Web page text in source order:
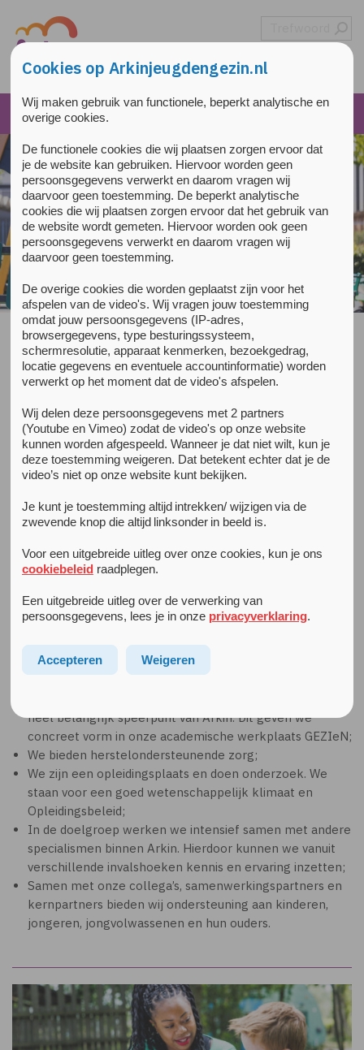
Welkom bij Arkin Jeugd & Gezin
Arkin Jeugd & Gezin is onderdeel van Arkin, dé expert op
aandoeningen. Hierdoor kunnen we vanuit verschillende
invalshoeken kennis en ervaring inzetten om jeugdigen,
jongvolwassenen en hun opvoeders te ondersteunen bij
multipele psychi(atri)sche problemen, met name in de
zorg in Amsterdam-Amstelland! Arkin Jeugd & Gezin is
betrokken bij Gebiedsgericht Samenwerken,
gecontracteerd als hoog specialistische zorgaanbieder
(kernpartner) op -18 jeugdhulp in Amsterdam-DUO. Arkin
jeugdwet in Amsterdam-Amstelland en middels
zorgverzekeraar voor 18+.
Arkin Jeugd & Gezin is:
heel belangrijk speerpunt van Arkin. Dit geven we
concreet vorm in onze academische werkplaats GEZIeN;
We bieden herstelondersteunende zorg;
We zijn een opleidingsplaats en doen onderzoek. We
staan voor een goed wetenschappelijk klimaat en
Opleidingsbeleid;
In de doelgroep werken we intensief samen met andere
specialismen binnen Arkin. Hierdoor kunnen we vanuit
verschillende invalshoeken kennis en ervaring inzetten;
Samen met onze collega’s, samenwerkingspartners en
kernpartners bieden wij ondersteuning aan kinderen,
jongeren, jongvolwassenen en hun ouders.
Cookies op Arkinjeugdengezin.nl
Wij maken gebruik van functionele, beperkt analytische en
overige cookies.
De functionele cookies die wij plaatsen zorgen ervoor dat
je de website kan gebruiken. Hiervoor worden geen
persoonsgegevens verwerkt en daarom vragen wij
daarvoor geen toestemming. De beperkt analytische
cookies die wij plaatsen zorgen ervoor dat het gebruik van
de website wordt gemeten. Hiervoor worden ook geen
persoonsgegevens verwerkt en daarom vragen wij
daarvoor geen toestemming.
De overige cookies die worden geplaatst zijn voor het
afspelen van de video's. Wij vragen jouw toestemming
omdat jouw persoonsgegevens (IP-adres,
browsergegevens, type besturingssysteem,
schermresolutie, apparaat kenmerken, bezoekgedrag,
locatie gegevens en eventuele accountinformatie) worden
verwerkt op het moment dat de video's afspelen.
Wij delen deze persoonsgegevens met 2 partners
(Youtube en Vimeo) zodat de video's op onze website
kunnen worden afgespeeld. Wanneer je dat niet wilt, kun je
deze toestemming weigeren. Dat betekent echter dat je de
video’s niet op onze website kunt bekijken.
Je kunt je toestemming altijd intrekken/ wijzigen via de
zwevende knop die altijd linksonder in beeld is.
Voor een uitgebreide uitleg over onze cookies, kun je ons
cookiebeleid raadplegen.
Een uitgebreide uitleg over de verwerking van
persoonsgegevens, lees je in onze privacyverklaring.
Accepteren Weigeren